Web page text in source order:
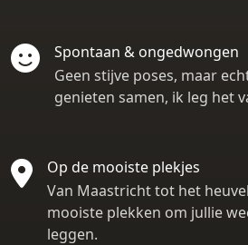
Spontaan & ongedwongen
Geen stijve poses, maar
genieten samen, ik leg het
Op de mooiste plekjes
Van Maastricht tot het
mooiste plekken om jullie
leggen.